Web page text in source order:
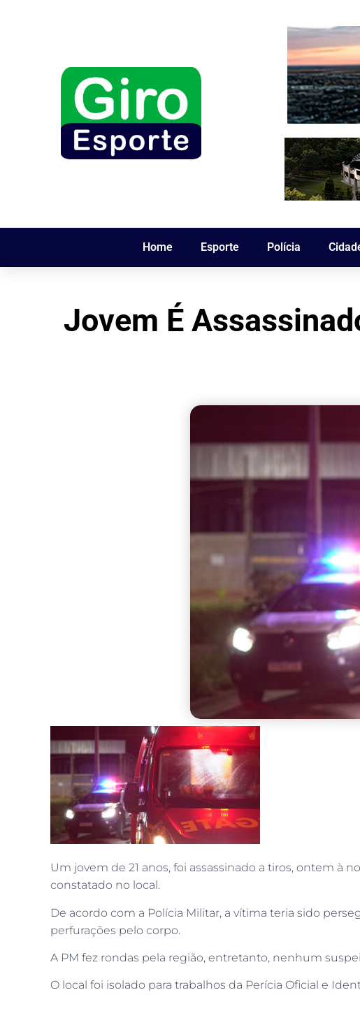
Home Esporte Polícia
Jovem É
Um jovem de 21 anos, foi assassinado a tiros, ontem à
constatado no local.
De acordo com a Polícia Militar, a vítima teria sido
perfurações pelo corpo.
A PM fez rondas pela região, entretanto, nenhum
O local foi isolado para trabalhos da Perícia Oficial e